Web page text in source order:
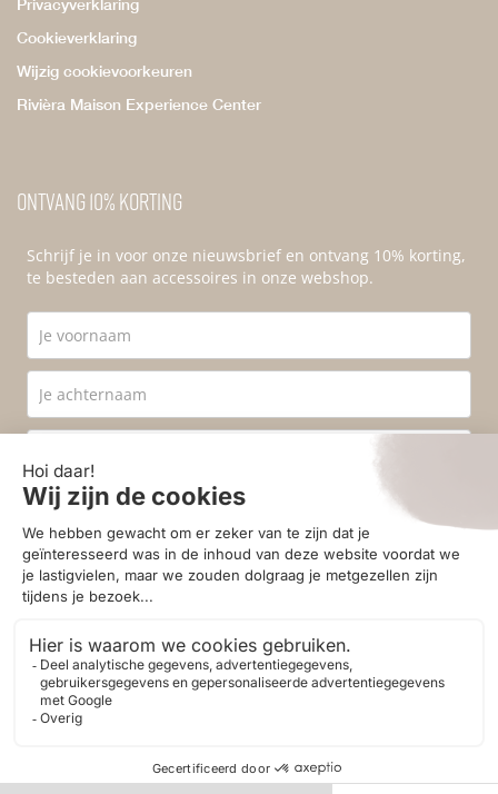
Cookieverklaring
Wijzig cookievoorkeuren
Rivièra Maison Experience Center
Ontvang 10% korting
Schrijf je in voor onze nieuwsbrief en ontvang 10% korting,
te besteden aan accessoires in onze webshop.
Ik ga akkoord met deprivacyvoorwaarden
Aanmelden
© 2026 - Homestore Bergen